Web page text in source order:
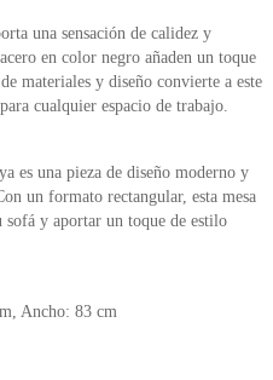
una sensación de calidez y
en color negro añaden un toque
materiales y diseño convierte a este
cualquier espacio de trabajo.
es una pieza de diseño moderno y
un formato rectangular, esta mesa
sofá y aportar un toque de estilo
Ancho: 83 cm